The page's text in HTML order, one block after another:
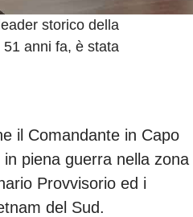
storico della
anni fa, è stata
il Comandante in Capo
piena guerra nella zona
Provvisorio ed i
del Sud.